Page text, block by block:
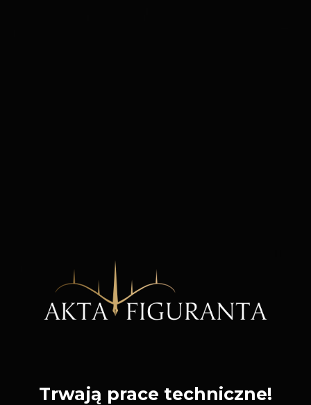
Trwają prace techniczne!